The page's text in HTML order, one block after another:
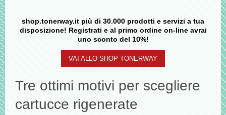
shop.tonerway.it più di 30.000 prodotti e servizi a tua
disposizione! Registrati e al primo ordine on-line avrai
uno sconto del 10%!
VAI ALLO SHOP TONERWAY
Tre ottimi motivi per scegliere
cartucce rigenerate